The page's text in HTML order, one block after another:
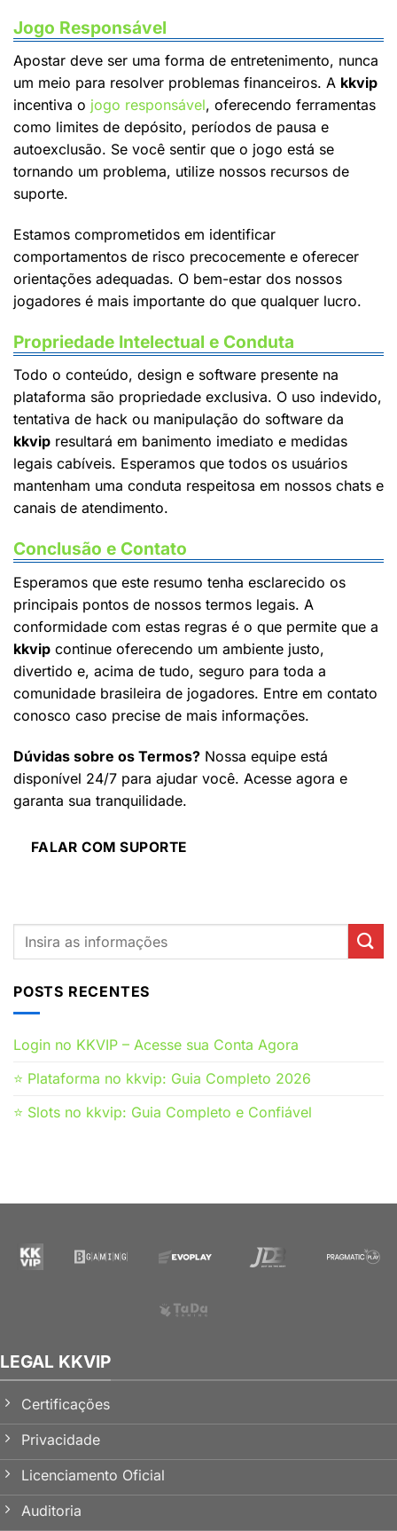
Jogo Responsável
Apostar deve ser uma forma de entretenimento, nunca
um meio para resolver problemas financeiros. A kkvip
incentiva o jogo responsável, oferecendo ferramentas
como limites de depósito, períodos de pausa e
autoexclusão. Se você sentir que o jogo está se
tornando um problema, utilize nossos recursos de
suporte.
Estamos comprometidos em identificar
comportamentos de risco precocemente e oferecer
orientações adequadas. O bem-estar dos nossos
jogadores é mais importante do que qualquer lucro.
Propriedade Intelectual e Conduta
Todo o conteúdo, design e software presente na
plataforma são propriedade exclusiva. O uso indevido,
tentativa de hack ou manipulação do software da
kkvip resultará em banimento imediato e medidas
legais cabíveis. Esperamos que todos os usuários
mantenham uma conduta respeitosa em nossos chats e
canais de atendimento.
Conclusão e Contato
Esperamos que este resumo tenha esclarecido os
principais pontos de nossos termos legais. A
conformidade com estas regras é o que permite que a
kkvip continue oferecendo um ambiente justo,
divertido e, acima de tudo, seguro para toda a
comunidade brasileira de jogadores. Entre em contato
conosco caso precise de mais informações.
Dúvidas sobre os Termos? Nossa equipe está
disponível 24/7 para ajudar você. Acesse agora e
garanta sua tranquilidade.
FALAR COM SUPORTE
POSTS RECENTES
Login no KKVIP – Acesse sua Conta Agora
⭐ Plataforma no kkvip: Guia Completo 2026
⭐ Slots no kkvip: Guia Completo e Confiável
LEGAL KKVIP
Certificações
Privacidade
Licenciamento Oficial
Auditoria